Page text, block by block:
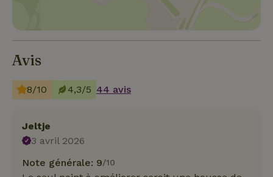
Avis
8/10 4,3/5 44 avis
Jeltje
3 avril 2026
Note générale: 9/10